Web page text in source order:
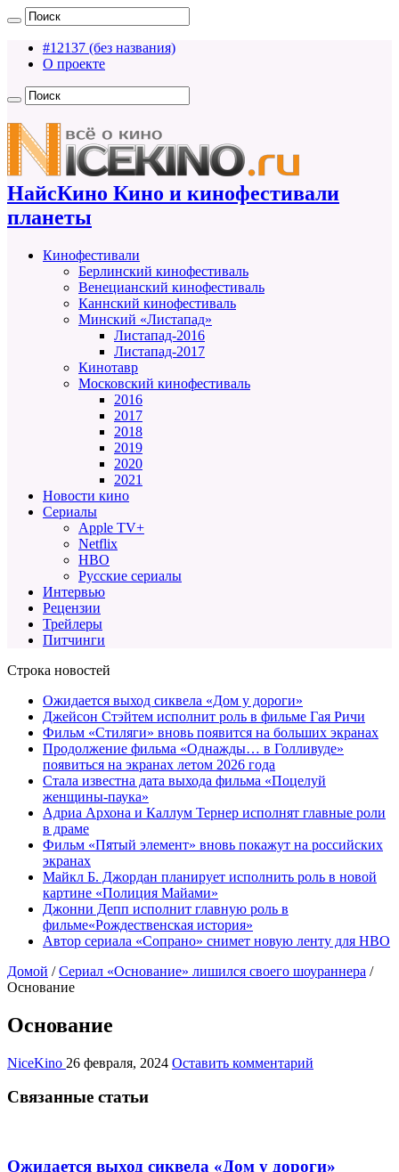
#12137 (без названия)
О проекте
НайсКино Кино и кинофестивали
планеты
Кинофестивали
Берлинский кинофестиваль
Венецианский кинофестиваль
Каннский кинофестиваль
Минский «Листапад»
Листапад-2016
Листапад-2017
Кинотавр
Московский кинофестиваль
2016
2017
2018
2019
2020
2021
Новости кино
Сериалы
Apple TV+
Netflix
HBO
Русские сериалы
Интервью
Рецензии
Трейлеры
Питчинги
Строка новостей
Ожидается выход сиквела «Дом у дороги»
Джейсон Стэйтем исполнит роль в фильме Гая Ричи
Фильм «Стиляги» вновь появится на больших экранах
Продолжение фильма «Однажды… в Голливуде»
появиться на экранах летом 2026 года
Стала известна дата выхода фильма «Поцелуй
женщины-паука»
Адриа Архона и Каллум Тернер исполнят главные роли
в драме
Фильм «Пятый элемент» вновь покажут на российских
экранах
Майкл Б. Джордан планирует исполнить роль в новой
картине «Полиция Майами»
Джонни Депп исполнит главную роль в
фильме«Рождественская история»
Автор сериала «Сопрано» снимет новую ленту для HBO
Домой / Сериал «Основание» лишился своего шоураннера /
Основание
Основание
NiceKino 26 февраля, 2024 Оставить комментарий
Связанные статьи
Ожидается выход сиквела «Дом у дороги»